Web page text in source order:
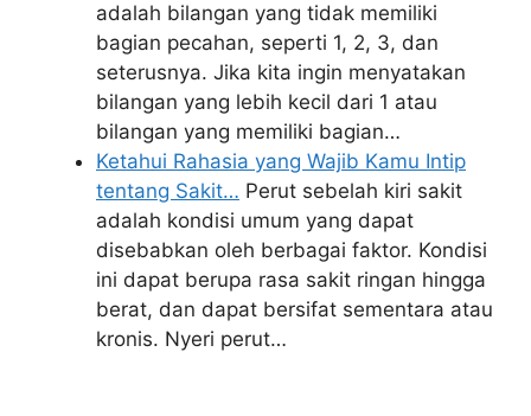
adalah bilangan yang tidak memiliki
bagian pecahan, seperti 1, 2, 3, dan
seterusnya. Jika kita ingin menyatakan
bilangan yang lebih kecil dari 1 atau
bilangan yang memiliki bagian…
Ketahui Rahasia yang Wajib Kamu Intip
tentang Sakit… Perut sebelah kiri sakit
adalah kondisi umum yang dapat
disebabkan oleh berbagai faktor. Kondisi
ini dapat berupa rasa sakit ringan hingga
berat, dan dapat bersifat sementara atau
kronis. Nyeri perut…